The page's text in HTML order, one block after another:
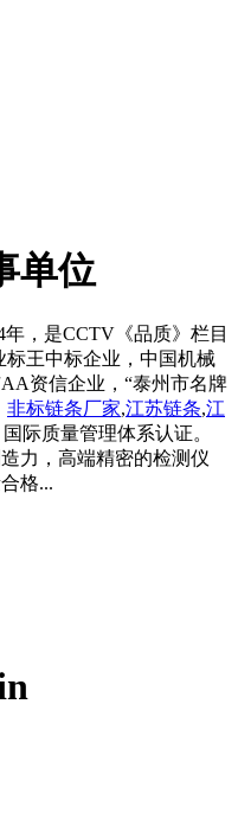
单位
，是CCTV《品质》栏目
标王中标企业，中国机械
资信企业，“泰州市名牌
非标链条厂家,江苏链条,江
际质量管理体系认证。
力，高端精密的检测仪
格...